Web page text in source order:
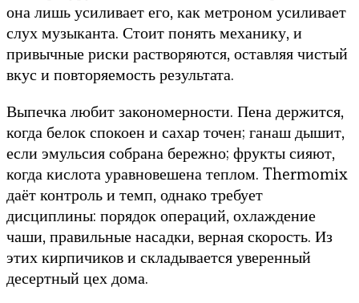
она лишь усиливает его, как метроном усиливает
слух музыканта. Стоит понять механику, и
привычные риски растворяются, оставляя чистый
вкус и повторяемость результата.
Выпечка любит закономерности. Пена держится,
когда белок спокоен и сахар точен; ганаш дышит,
если эмульсия собрана бережно; фрукты сияют,
когда кислота уравновешена теплом. Thermomix
даёт контроль и темп, однако требует
дисциплины: порядок операций, охлаждение
чаши, правильные насадки, верная скорость. Из
этих кирпичиков и складывается уверенный
десертный цех дома.